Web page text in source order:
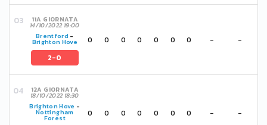
11A GIORNATA
14/10/2022 19:00
Brentford -
Brighton Hove
2-0
0 0 0 0 0 0 0 - -
12A GIORNATA
18/10/2022 18:30
Brighton Hove -
Nottingham
Forest 0 0 0 0 0 0 0 - -